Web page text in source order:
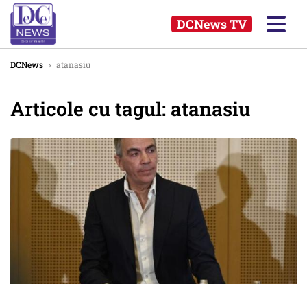
DCNews TV
DCNews › atanasiu
Articole cu tagul: atanasiu